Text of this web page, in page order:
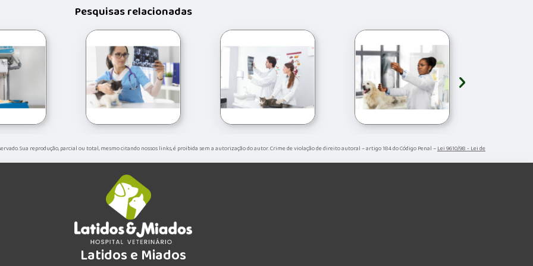
Pesquisas relacionadas
›
Sua reprodução, parcial ou total, mesmo citando nossos links, é proibida sem a autorização do autor. Crime de violação de direito autoral – artigo 184 do Código Penal –Lei 9610/98 - Lei de
Latidos e Miados